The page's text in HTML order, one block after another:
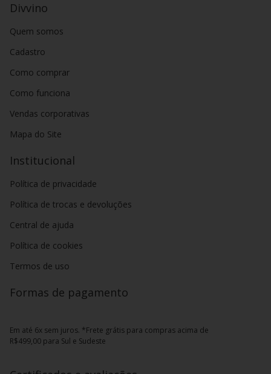
Divvino
Quem somos
Cadastro
Como comprar
Como funciona
Vendas corporativas
Mapa do Site
Institucional
Política de privacidade
Política de trocas e devoluções
Central de ajuda
Política de cookies
Termos de uso
Formas de pagamento
Em até 6x sem juros. *Frete grátis para compras acima de
R$499,00 para Sul e Sudeste